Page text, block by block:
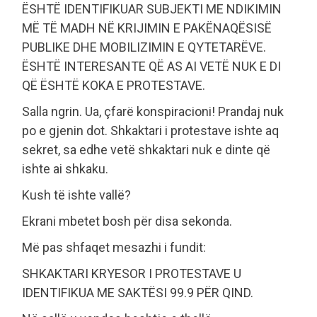
ËSHTË IDENTIFIKUAR SUBJEKTI ME NDIKIMIN
MË TË MADH NË KRIJIMIN E PAKËNAQËSISË
PUBLIKE DHE MOBILIZIMIN E QYTETARËVE.
ËSHTË INTERESANTE QË AS AI VETË NUK E DI
QË ËSHTË KOKA E PROTESTAVE.
Salla ngrin. Ua, çfarë konspiracioni! Prandaj nuk
po e gjenin dot. Shkaktari i protestave ishte aq
sekret, sa edhe vetë shkaktari nuk e dinte që
ishte ai shkaku.
Kush të ishte vallë?
Ekrani mbetet bosh për disa sekonda.
Më pas shfaqet mesazhi i fundit:
SHKAKTARI KRYESOR I PROTESTAVE U
IDENTIFIKUA ME SAKTËSI 99.9 PËR QIND.